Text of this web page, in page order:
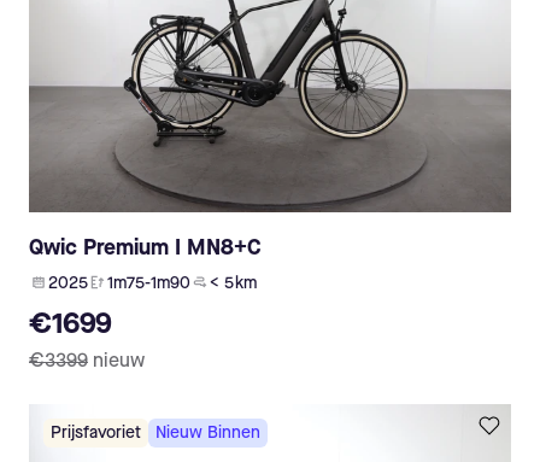
Qwic Premium I MN8+C
2025 1m75-1m90 < 5 km
€1699
€3399 nieuw
Prijsfavoriet Nieuw Binnen